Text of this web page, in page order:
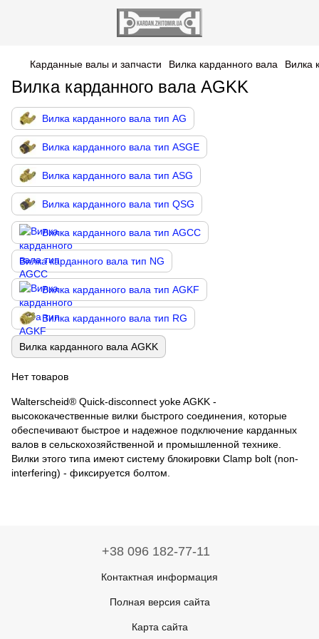
Карданные валы и запчасти Вилка карданного вала Вилка
Вилка карданного вала AGKK
Вилка карданного вала тип AG
Вилка карданного вала тип ASGE
Вилка карданного вала тип ASG
Вилка карданного вала тип QSG
Вилка карданного вала тип AGCC
Вилка карданного вала тип NG
Вилка карданного вала тип AGKF
Вилка карданного вала тип RG
Вилка карданного вала AGKK
Нет товаров
Walterscheid® Quick-disconnect yoke AGKK -
высококачественные вилки быстрого соединения, которые
обеспечивают быстрое и надежное подключение карданных
валов в сельскохозяйственной и промышленной технике.
Вилки этого типа имеют систему блокировки Clamp bolt (non-
interfering) - фиксируется болтом.
+38 096 182-77-11
Контактная информация
Полная версия сайта
Карта сайта